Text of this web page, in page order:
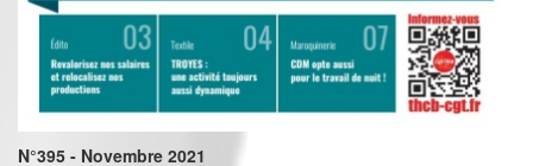
N°395 - Novembre 2021